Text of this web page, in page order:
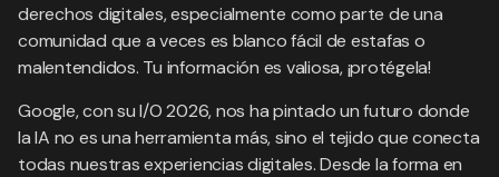
derechos digitales, especialmente como parte de una
comunidad que a veces es blanco fácil de estafas o
malentendidos. Tu información es valiosa, ¡protégela!
Google, con su I/O 2026, nos ha pintado un futuro donde
la IA no es una herramienta más, sino el tejido que conecta
todas nuestras experiencias digitales. Desde la forma en